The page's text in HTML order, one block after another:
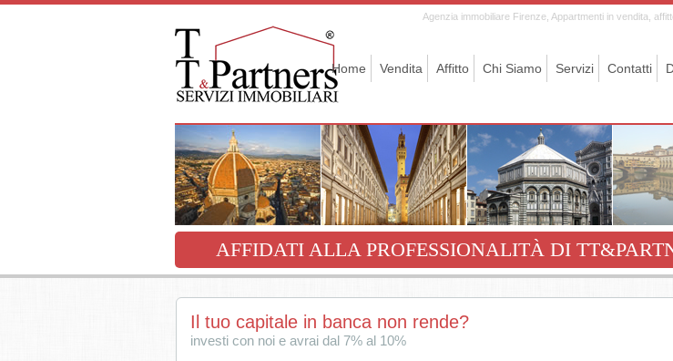
Agenzia immobiliare Firenze, Appartmenti in vendita,
AFFIDATI ALLA PROFESSIONALITÀ DI
Contatti
Servizi
Chi Siamo
Affitto
Vendita
Home
Il tuo capitale in banca non rende?
investi con noi e avrai dal 7% al 10%